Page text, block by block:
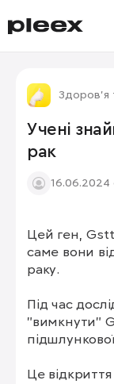
Здоров'я
Учені
рак
16.06.2024
Цей ген,
саме вони
раку.
Під час
"вимкнути"
Це